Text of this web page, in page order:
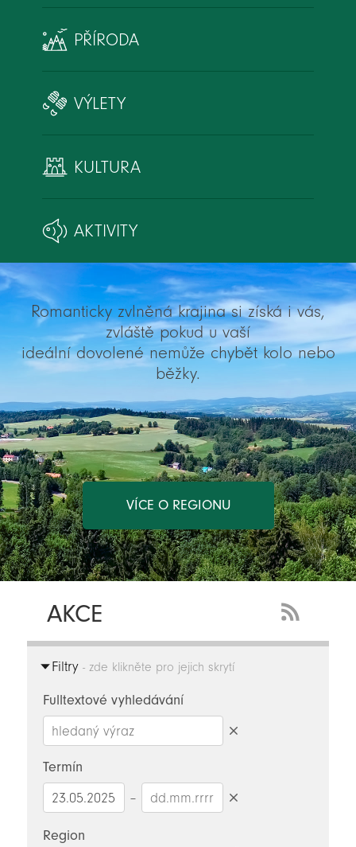
PŘÍRODA
VÝLETY
KULTURA
AKTIVITY
Romanticky zvlněná krajina si získá i vás,
zvláště pokud u vaší
ideální dovolené nemůže chybět kolo nebo
běžky.
VÍCE O REGIONU
AKCE
Feed
Filtry- zde klikněte pro jejich skrytí
Fulltextové vyhledávání
Termín
–
Region